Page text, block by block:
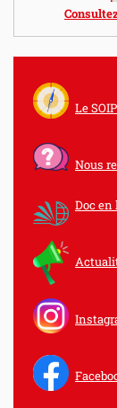
Le SOIP
Nous
Doc en